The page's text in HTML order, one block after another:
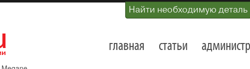
Найти необходимую деталь
главная статьи